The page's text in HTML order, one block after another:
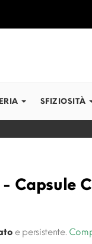
SFIZIOSITÀ
- Capsule
e persistente.